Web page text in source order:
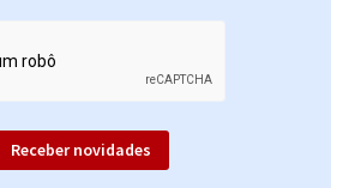
Receber novidades